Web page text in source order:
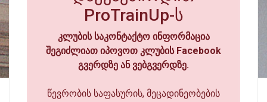
ProTrainUp-ს
კლუბის საკონტაქტო ინფორმაცია
შეგიძლიათ იპოვოთ კლუბის Facebook
გვერდზე ან ვებგვერდზე.
წევრობის საფასურის, მეცადინეობების